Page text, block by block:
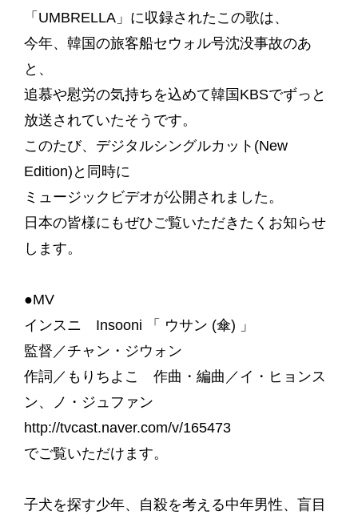
「UMBRELLA」に収録されたこの歌は、
今年、韓国の旅客船セウォル号沈没事故のあ
と、
追慕や慰労の気持ちを込めて韓国KBSでずっと
放送されていたそうです。
このたび、デジタルシングルカット(New
Edition)と同時に
ミュージックビデオが公開されました。
日本の皆様にもぜひご覧いただきたくお知らせ
します。
●MV
インスニ Insooni 「 ウサン (傘) 」
監督／チャン・ジウォン
作詞／もりちよこ 作曲・編曲／イ・ヒョンス
ン、ノ・ジュファン
http://tvcast.naver.com/v/165473
でご覧いただけます。
子犬を探す少年、自殺を考える中年男性、盲目